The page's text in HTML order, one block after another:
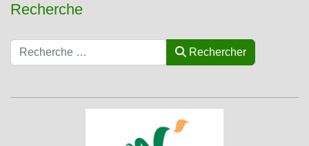
Recherche
Rechercher Rechercher